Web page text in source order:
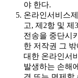
야 한다.
온라인서비스
고, 제2항 및 제
전송을 중단시
한 저작권 그
대한 온라인서
발생하는 손해